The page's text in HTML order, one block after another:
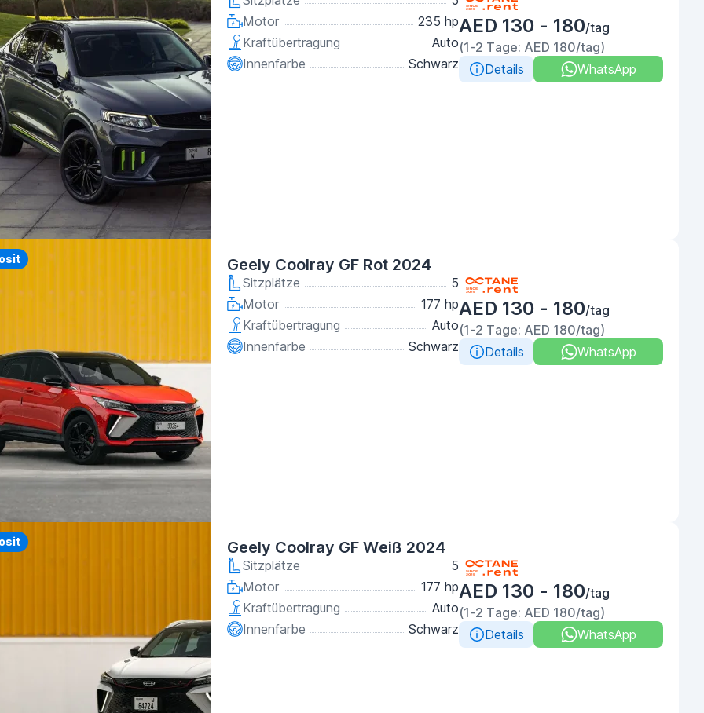
Motor
235 hp
Kraftübertragung
Auto
Innenfarbe
Schwarz
AED 130 - 180/tag
(1-2 Tage: AED 180/tag)
Details
WhatsApp
Geely Coolray GF Rot 2024
Sitzplätze
5
Motor
177 hp
Kraftübertragung
Auto
Innenfarbe
Schwarz
AED 130 - 180/tag
(1-2 Tage: AED 180/tag)
Details
WhatsApp
Geely Coolray GF Weiß 2024
Sitzplätze
5
Motor
177 hp
Kraftübertragung
Auto
Innenfarbe
Schwarz
AED 130 - 180/tag
(1-2 Tage: AED 180/tag)
Details
WhatsApp